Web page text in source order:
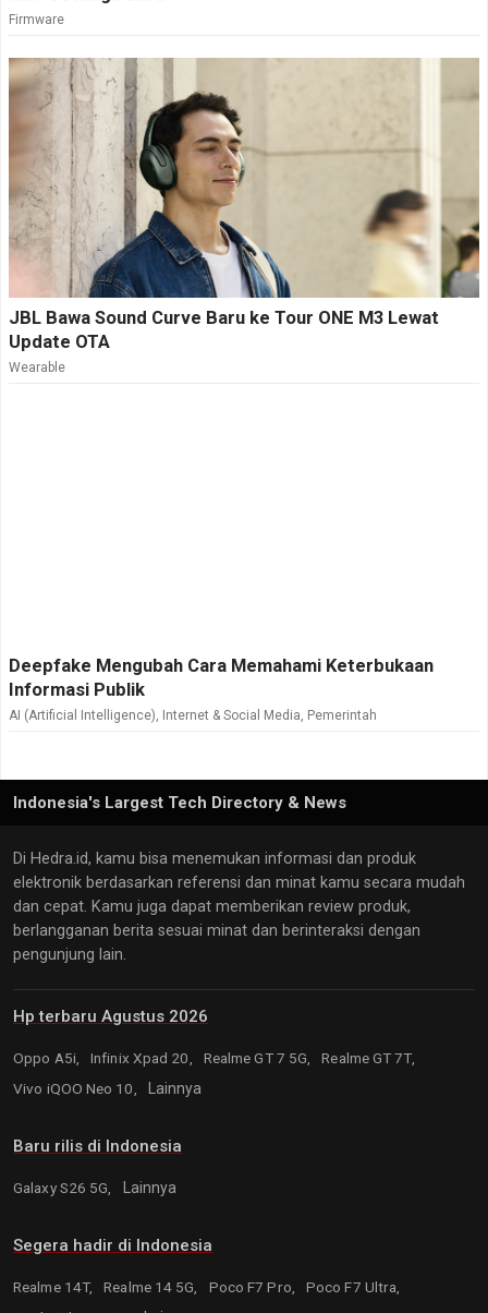
Firmware
JBL Bawa Sound Curve Baru ke Tour ONE M3 Lewat
Update OTA
Wearable
Deepfake Mengubah Cara Memahami Keterbukaan
Informasi Publik
AI (Artificial Intelligence), Internet & Social Media, Pemerintah
Indonesia's Largest Tech Directory & News
Di Hedra.id, kamu bisa menemukan informasi dan produk
elektronik berdasarkan referensi dan minat kamu secara mudah
dan cepat. Kamu juga dapat memberikan review produk,
berlangganan berita sesuai minat dan berinteraksi dengan
pengunjung lain.
Hp terbaru Agustus 2026
Oppo A5i, Infinix Xpad 20, Realme GT 7 5G,
Realme GT 7T,
Vivo iQOO Neo 10,
Lainnya
Baru rilis di Indonesia
Galaxy S26 5G, Lainnya
Segera hadir di Indonesia
Realme 14T, Realme 14 5G, Poco F7 Pro,
Poco F7 Ultra,